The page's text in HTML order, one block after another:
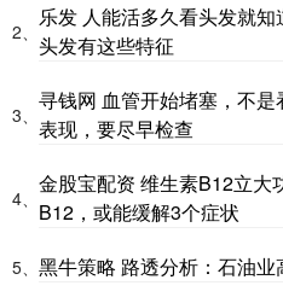
2、
乐发 人能活多久看头发就知
头发有这些特征
3、
寻钱网 血管开始堵塞，不
表现，要尽早检查
4、
金股宝配资 维生素B12立大
B12，或能缓解3个症状
5、 黑牛策略 路透分析：石油业